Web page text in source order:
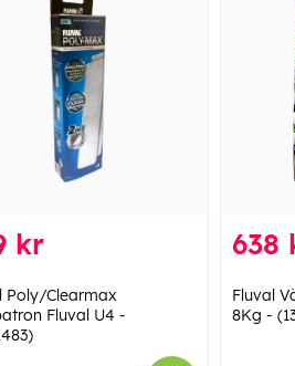
kr
Poly/Clearmax
Fluval U4 -
638
Fluval
8Kg -